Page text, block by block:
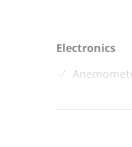
Electronics